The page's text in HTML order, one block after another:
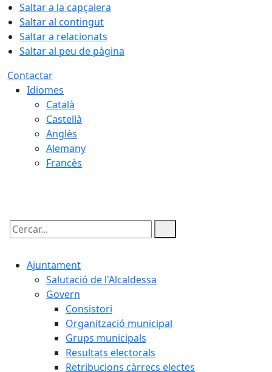
Saltar a la capçalera
Saltar al contingut
Saltar a relacionats
Saltar al peu de pàgina
Contactar
Idiomes
Català
Castellà
Anglès
Alemany
Francès
Cercar:
Ajuntament
Salutació de l'Alcaldessa
Govern
Consistori
Organització municipal
Grups municipals
Resultats electorals
Retribucions càrrecs electes